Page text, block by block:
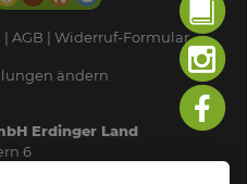
AGB Widerruf-Formular
ändern
Erdinger Land
6